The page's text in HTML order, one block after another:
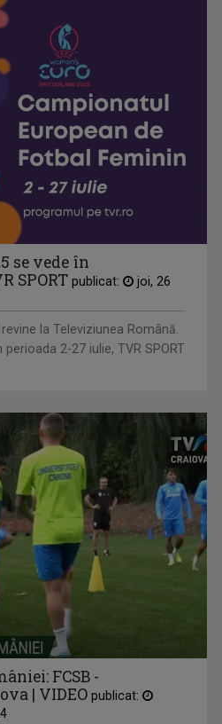
se vede în
SPORT publicat:
joi, 26
la Televiziunea Română.
2-27 iulie, TVR SPORT
FCSB -
| VIDEO publicat: